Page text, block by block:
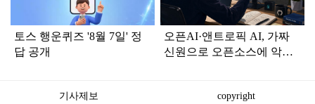
토스 행운퀴즈 '8월 7일' 정
답 공개
오픈AI·앤트로픽 AI, 가짜
신원으로 오픈소스에 악성
기사제보 copyright